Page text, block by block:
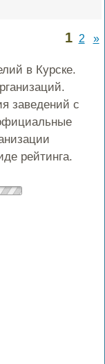
1 2 »
в Курске.
заведений с
рейтинга.